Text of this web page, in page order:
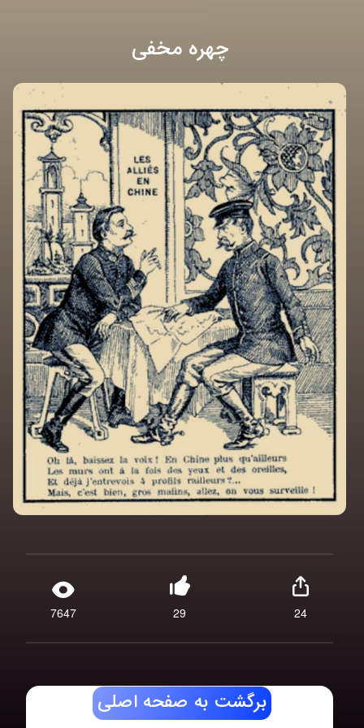
چهره مخفی
7647 29 24
برگشت به صفحه اصلی